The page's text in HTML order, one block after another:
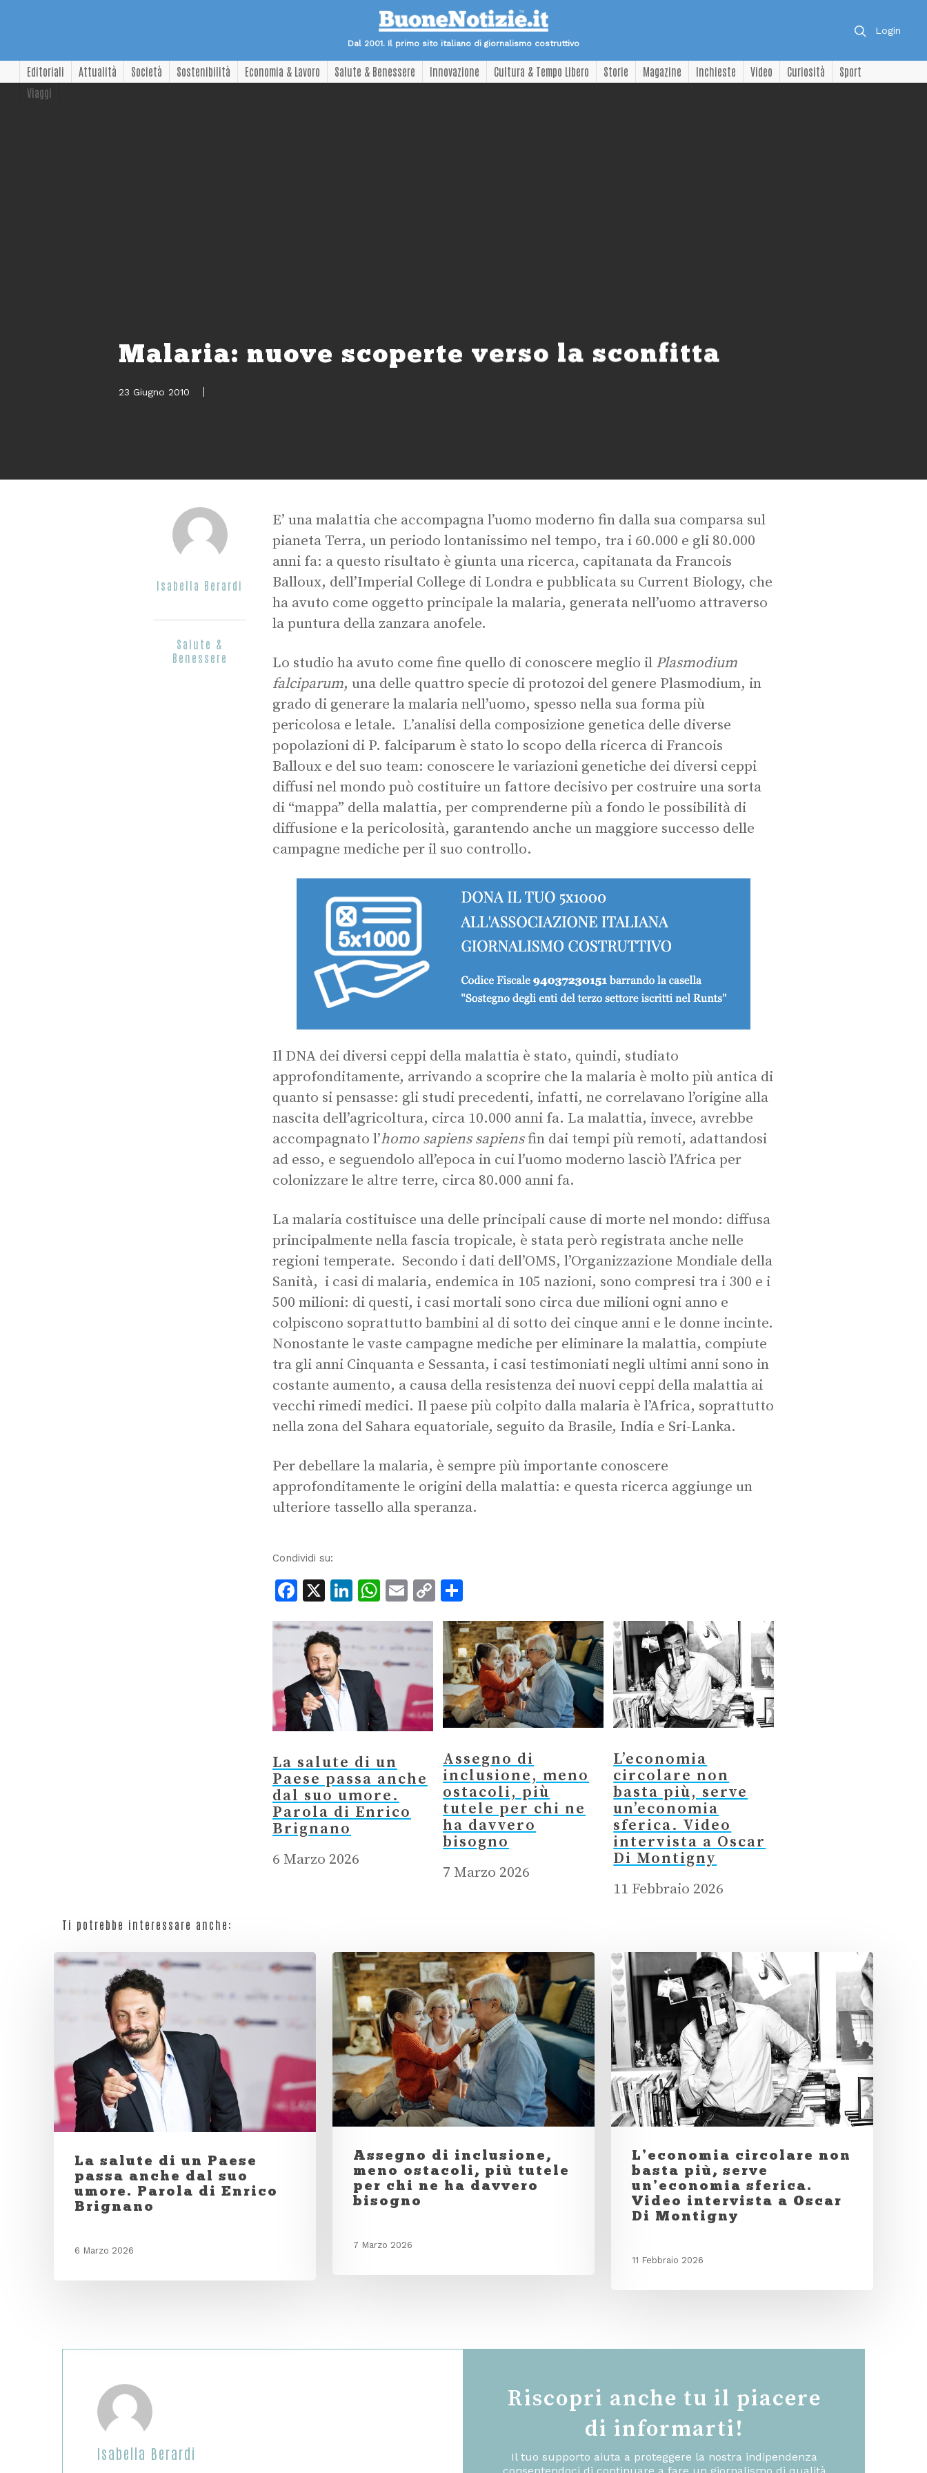
Dal 2001. Il primo sito italiano di giornalismo costruttivo
Login
Editoriali Attualità Società Sostenibilità Economia & Lavoro Salute & Benessere Innovazione Cultura & Tempo Libero Storie Magazine Inchieste Video Curiosità
Sport
Viaggi
Malaria: nuove scoperte verso la sconfitta
23 Giugno 2010
Isabella Berardi
Salute &
Benessere
E’ una malattia che accompagna l’uomo moderno fin dalla sua comparsa sul
pianeta Terra, un periodo lontanissimo nel tempo, tra i 60.000 e gli 80.000
anni fa: a questo risultato è giunta una ricerca, capitanata da Francois
Balloux, dell’Imperial College di Londra e pubblicata su Current Biology, che
ha avuto come oggetto principale la malaria, generata nell’uomo attraverso
la puntura della zanzara anofele.
Lo studio ha avuto come fine quello di conoscere meglio il Plasmodium
falciparum, una delle quattro specie di protozoi del genere Plasmodium, in
grado di generare la malaria nell’uomo, spesso nella sua forma più
pericolosa e letale. L’analisi della composizione genetica delle diverse
popolazioni di P. falciparum è stato lo scopo della ricerca di Francois
Balloux e del suo team: conoscere le variazioni genetiche dei diversi ceppi
diffusi nel mondo può costituire un fattore decisivo per costruire una sorta
di “mappa” della malattia, per comprenderne più a fondo le possibilità di
diffusione e la pericolosità, garantendo anche un maggiore successo delle
campagne mediche per il suo controllo.
Il DNA dei diversi ceppi della malattia è stato, quindi, studiato
approfonditamente, arrivando a scoprire che la malaria è molto più antica di
quanto si pensasse: gli studi precedenti, infatti, ne correlavano l’origine alla
nascita dell’agricoltura, circa 10.000 anni fa. La malattia, invece, avrebbe
accompagnato l’homo sapiens sapiensfin dai tempi più remoti, adattandosi
ad esso, e seguendolo all’epoca in cui l’uomo moderno lasciò l’Africa per
colonizzare le altre terre, circa 80.000 anni fa.
La malaria costituisce una delle principali cause di morte nel mondo: diffusa
principalmente nella fascia tropicale, è stata però registrata anche nelle
regioni temperate. Secondo i dati dell’OMS, l’Organizzazione Mondiale della
Sanità, i casi di malaria, endemica in 105 nazioni, sono compresi tra i 300 e i
500 milioni: di questi, i casi mortali sono circa due milioni ogni anno e
colpiscono soprattutto bambini al di sotto dei cinque anni e le donne incinte.
Nonostante le vaste campagne mediche per eliminare la malattia, compiute
tra gli anni Cinquanta e Sessanta, i casi testimoniati negli ultimi anni sono in
costante aumento, a causa della resistenza dei nuovi ceppi della malattia ai
vecchi rimedi medici. Il paese più colpito dalla malaria è l’Africa, soprattutto
nella zona del Sahara equatoriale, seguito da Brasile, India e Sri-Lanka.
Per debellare la malaria, è sempre più importante conoscere
approfonditamente le origini della malattia: e questa ricerca aggiunge un
ulteriore tassello alla speranza.
Condividi su:
Facebook
X LinkedIn
WhatsApp
Email
Copy
La salute di un
Paese passa anche
dal suo umore.
Parola di Enrico
Brignano
6 Marzo 2026
Assegno di
inclusione, meno
ostacoli, più
tutele per chi ne
ha davvero
bisogno
7 Marzo 2026
L’economia
circolare non
basta più, serve
un’economia
sferica. Video
intervista a Oscar
Di Montigny
11 Febbraio 2026
Ti potrebbe interessare anche:
La salute di un Paese
passa anche dal suo
umore. Parola di Enrico
Brignano
6 Marzo 2026
Assegno di inclusione,
meno ostacoli, più tutele
per chi ne ha davvero
bisogno
7 Marzo 2026
L’economia circolare non
basta più, serve
un’economia sferica.
Video intervista a Oscar
Di Montigny
11 Febbraio 2026
Isabella Berardi
Riscopri anche tu il piacere
di informarti!
Il tuo supporto aiuta a proteggere la nostra indipendenza